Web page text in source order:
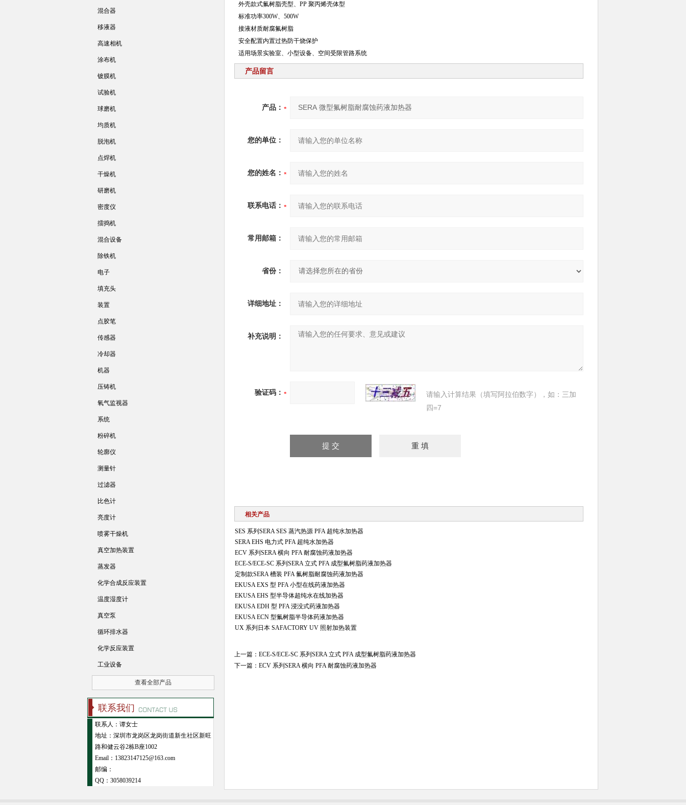
外壳款式氟树脂壳型、PP 聚丙烯壳体型
标准功率300W、500W
接液材质耐腐氟树脂
安全配置内置过热防干烧保护
适用场景实验室、小型设备、空间受限管路系统
产品留言
产品：
您的单位：
您的姓名：
联系电话：
常用邮箱：
省份：
详细地址：
补充说明：
验证码：
请输入计算结果（填写阿拉伯数字），如：三加
四=7
相关产品
SES 系列SERA SES 蒸汽热源 PFA 超纯水加热器
SERA EHS 电力式 PFA 超纯水加热器
ECV 系列SERA 横向 PFA 耐腐蚀药液加热器
ECE-S/ECE-SC 系列SERA 立式 PFA 成型氟树脂药液加热器
定制款SERA 槽装 PFA 氟树脂耐腐蚀药液加热器
EKUSA EXS 型 PFA 小型在线药液加热器
EKUSA EHS 型半导体超纯水在线加热器
EKUSA EDH 型 PFA 浸没式药液加热器
EKUSA ECN 型氟树脂半导体药液加热器
UX 系列日本 SAFACTORY UV 照射加热装置
上一篇： ECE-S/ECE-SC 系列SERA 立式 PFA 成型氟树脂药液加热器
下一篇： ECV 系列SERA 横向 PFA 耐腐蚀药液加热器
混合器
移液器
高速相机
涂布机
镀膜机
试验机
球磨机
均质机
脱泡机
点焊机
干燥机
研磨机
密度仪
擂捣机
混合设备
除铁机
电子
填充头
装置
点胶笔
传感器
冷却器
机器
压铸机
氧气监视器
系统
粉碎机
轮廓仪
测量针
过滤器
比色计
亮度计
喷雾干燥机
真空加热装置
蒸发器
化学合成反应装置
温度湿度计
真空泵
循环排水器
化学反应装置
工业设备
查看全部产品
联系我们
联系人：谭女士
地址：深圳市龙岗区龙岗街道新生社区新旺
路和健云谷2栋B座1002
Email：13823147125@163.com
邮编：
QQ： 3058039214